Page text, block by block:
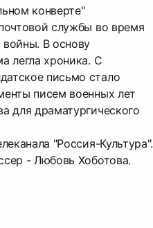
конверте"
службы во время
войны. В основу
легла хроника. С
письмо стало
писем военных лет
для драматургического
"Россия-Культура".
- Любовь Хоботова.